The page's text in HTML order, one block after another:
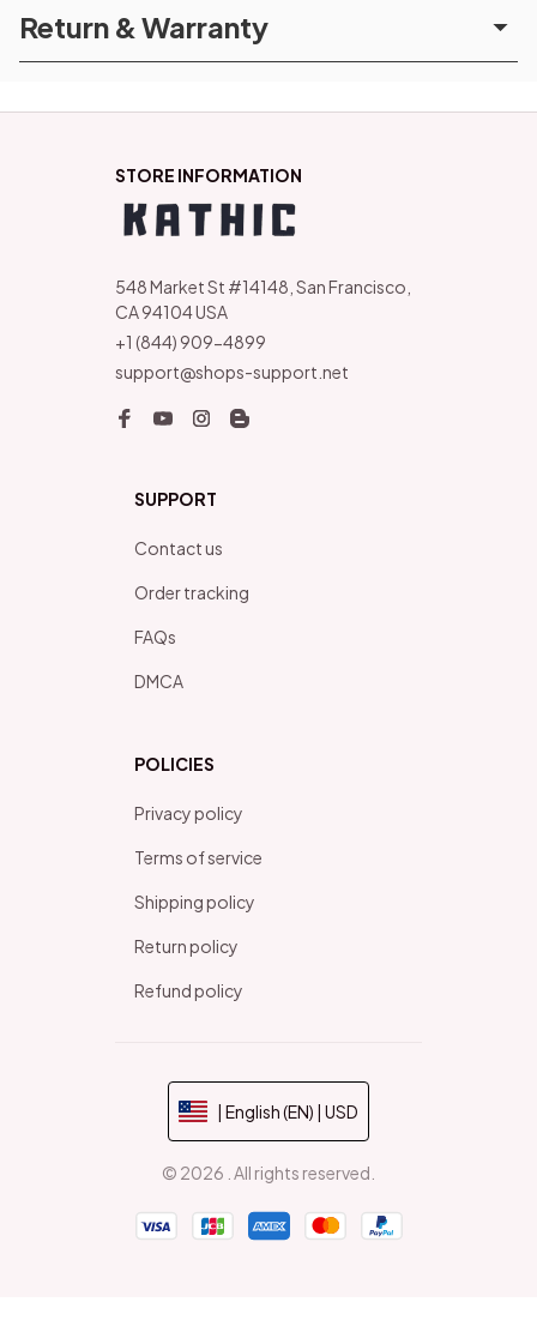
Return & Warranty
STORE INFORMATION
548 Market St #14148, San Francisco,
CA 94104 USA
+1 (844) 909-4899
support@shops-support.net
SUPPORT
Contact us
Order tracking
FAQs
DMCA
POLICIES
Privacy policy
Terms of service
Shipping policy
Return policy
Refund policy
| English (EN) | USD
© 2026 . All rights reserved.